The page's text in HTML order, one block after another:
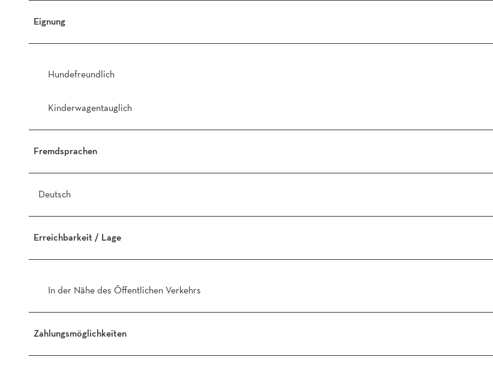
Eignung
Hundefreundlich
Kinderwagentauglich
Fremdsprachen
Deutsch
Erreichbarkeit / Lage
In der Nähe des Öffentlichen Verkehrs
Zahlungsmöglichkeiten